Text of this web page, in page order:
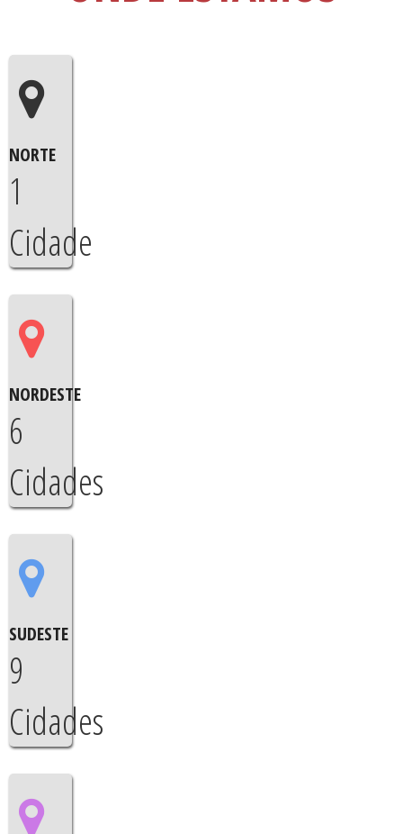
NORTE
1
Cidade
NORDESTE
6
Cidades
SUDESTE
9
Cidades